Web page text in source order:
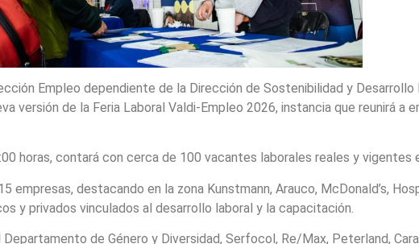
Empleo dependiente de la Dirección de Sostenibilidad y Desarrollo
versión de la Feria Laboral Valdi-Empleo 2026, instancia que reunirá a
horas, contará con cerca de 100 vacantes laborales reales y vigentes
empresas, destacando en la zona Kunstmann, Arauco, McDonald’s,
y privados vinculados al desarrollo laboral y la capacitación.
de Género y Diversidad, Serfocol, Re/Max, Peterland,